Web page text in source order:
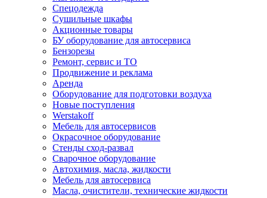
Спецодежда
Сушильные шкафы
Акционные товары
БУ оборудование для автосервиса
Бензорезы
Ремонт, сервис и ТО
Продвижение и реклама
Аренда
Оборудование для подготовки воздуха
Новые поступления
Werstakoff
Мебель для автосервисов
Окрасочное оборудование
Стенды сход-развал
Сварочное оборудование
Автохимия, масла, жидкости
Мебель для автосервиса
Масла, очистители, технические жидкости